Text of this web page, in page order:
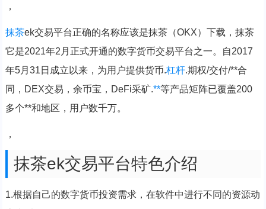
，
抹茶ek交易平台正确的名称应该是抹茶（OKX）下载，抹茶
它是2021年2月正式开通的数字货币交易平台之一。自2017
年5月31日成立以来，为用户提供货币.杠杆.期权/交付/**合
同，DEX交易，余币宝，DeFi采矿.**等产品矩阵已覆盖200
多个**和地区，用户数千万。
，
抹茶ek交易平台特色介绍
1.根据自己的数字货币投资需求，在软件中进行不同的资源动